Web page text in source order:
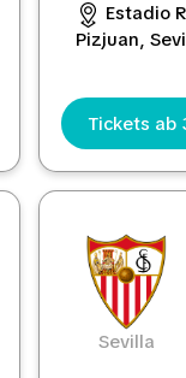
Estadio
Pizjuan,
Tickets ab
Sevilla